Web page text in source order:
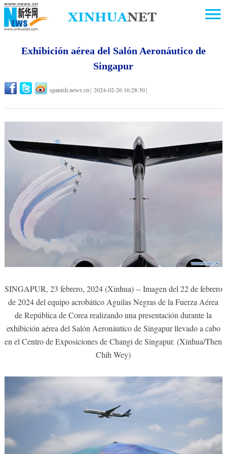
Exhibición aérea del Salón Aeronáutico de
Singapur
spanish.news.cn 2024-02-26 16:28:30
SINGAPUR, 23 febrero, 2024 (Xinhua) -- Imagen del 22 de febrero
de 2024 del equipo acrobático Aguilas Negras de la Fuerza Aérea
de República de Corea realizando una presentación durante la
exhibición aérea del Salón Aeronáutico de Singapur llevado a cabo
en el Centro de Exposiciones de Changi de Singapur. (Xinhua/Then
Chih Wey)